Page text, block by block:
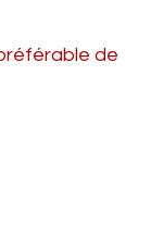
de